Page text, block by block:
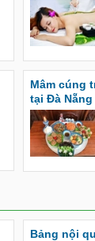
Mâm cúng
tại Đà Nẵng
Bảng nội